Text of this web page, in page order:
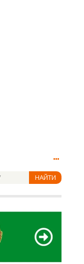
НАЙТИ